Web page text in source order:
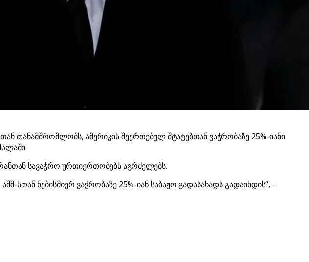
თანამშრომლობს, ამერიკის შეერთებულ შტატებთან ვაჭრობაზე 25%-იანი
სავაჭრო ურთიერთობებს აგრძელებს.
სთან ნებისმიერ ვაჭრობაზე 25%-იან საბაჟო გადასახადს გადაიხდის“, -